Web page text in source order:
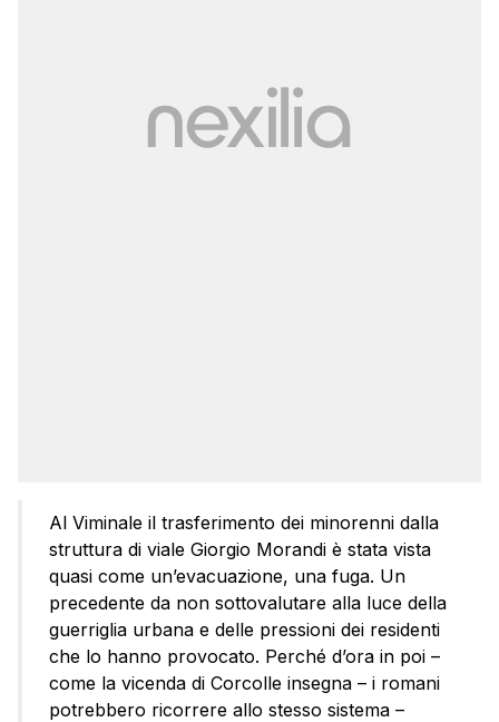
Al Viminale il trasferimento dei minorenni dalla
struttura di viale Giorgio Morandi è stata vista
quasi come un’evacuazione, una fuga. Un
precedente da non sottovalutare alla luce della
guerriglia urbana e delle pressioni dei residenti
che lo hanno provocato. Perché d’ora in poi –
come la vicenda di Corcolle insegna – i romani
potrebbero ricorrere allo stesso sistema –